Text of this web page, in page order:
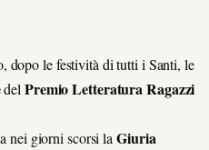
dopo le festività di tutti i Santi, le
del Premio Letteratura Ragazzi
nei giorni scorsi la Giuria